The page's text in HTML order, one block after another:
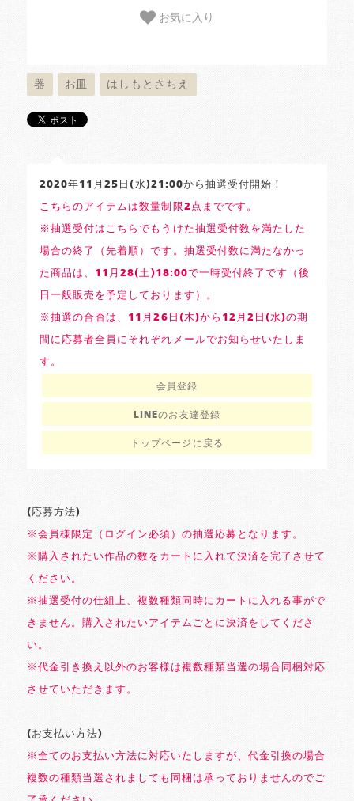
お気に入り
器 お皿 はしもとさちえ
2020年11月25日(水)21:00から抽選受付開始！
こちらのアイテムは数量制限2点までです。
※抽選受付はこちらでもうけた抽選受付数を満たした
場合の終了（先着順）です。抽選受付数に満たなかっ
た商品は、11月28(土)18:00で一時受付終了です（後
日一般販売を予定しております）。
※抽選の合否は、11月26日(木)から12月2日(水)の期
間に応募者全員にそれぞれメールでお知らせいたしま
す。
会員登録
LINEのお友達登録
トップページに戻る
(応募方法)
※会員様限定（ログイン必須）の抽選応募となります。
※購入されたい作品の数をカートに入れて決済を完了させて
ください。
※抽選受付の仕組上、複数種類同時にカートに入れる事がで
きません。購入されたいアイテムごとに決済をしてくださ
い。
※代金引き換え以外のお客様は複数種類当選の場合同梱対応
させていただきます。
(お支払い方法)
※全てのお支払い方法に対応いたしますが、代金引換の場合
複数の種類当選されましても同梱は承っておりませんのでご